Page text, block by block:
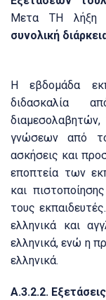
Μετα ΤΗ λήξη
συνολική
Η εβδομάδα
διδασκαλία
γνώσεων από
ασκήσεις και
εποπτεία των
και
τους εκπαιδευτές.
ελληνικά και
ελληνικά, ενώ η
ελληνικά.
Α.3.2.2.